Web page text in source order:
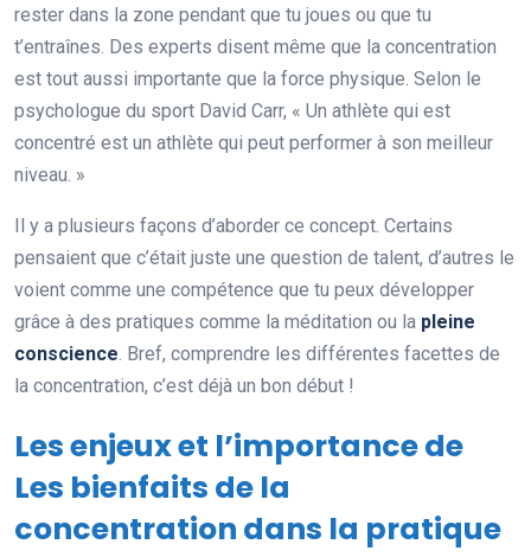
rester dans la zone pendant que tu joues ou que tu
t’entraînes. Des experts disent même que la concentration
est tout aussi importante que la force physique. Selon le
psychologue du sport David Carr, « Un athlète qui est
concentré est un athlète qui peut performer à son meilleur
niveau. »
Il y a plusieurs façons d’aborder ce concept. Certains
pensaient que c’était juste une question de talent, d’autres le
voient comme une compétence que tu peux développer
grâce à des pratiques comme la méditation ou la pleine
conscience . Bref, comprendre les différentes facettes de
la concentration, c’est déjà un bon début !
Les enjeux et l’importance de
Les bienfaits de la
concentration dans la pratique